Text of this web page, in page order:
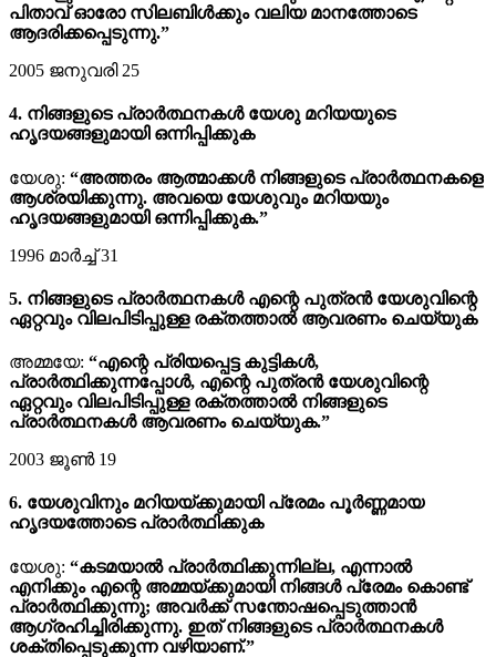
പിതാവ് ഓരോ സിലബിൾക്കും വലിയ മാനത്തോടെ
ആദരിക്കപ്പെടുന്നു.”
2005 ജനുവരി 25
4. നിങ്ങളുടെ പ്രാർത്ഥനകൾ യേശു മറിയയുടെ
ഹൃദയങ്ങളുമായി ഒന്നിപ്പിക്കുക
യേശു: “അത്തരം ആത്മാക്കൾ നിങ്ങളുടെ പ്രാർത്ഥനകളെ
ആശ്രയിക്കുന്നു. അവയെ യേശുവും മറിയയും
ഹൃദയങ്ങളുമായി ഒന്നിപ്പിക്കുക.”
1996 മാർച്ച് 31
5. നിങ്ങളുടെ പ്രാർത്ഥനകൾ എന്റെ പുത്രൻ യേശുവിന്റെ
ഏറ്റവും വിലപിടിപ്പുള്ള രക്തത്താൽ ആവരണം ചെയ്യുക
അമ്മയേ: “എന്റെ പ്രിയപ്പെട്ട കുട്ടികൾ,
പ്രാർത്ഥിക്കുന്നപ്പോൾ, എന്റെ പുത്രൻ യേശുവിന്റെ
ഏറ്റവും വിലപിടിപ്പുള്ള രക്തത്താൽ നിങ്ങളുടെ
പ്രാർത്ഥനകൾ ആവരണം ചെയ്യുക.”
2003 ജൂൺ 19
6. യേശുവിനും മറിയയ്ക്കുമായി പ്രേമം പൂർണ്ണമായ
ഹൃദയത്തോടെ പ്രാർത്ഥിക്കുക
യേശു: “കടമയാൽ പ്രാർത്ഥിക്കുന്നില്ല, എന്നാല്‍
എനിക്കും എന്റെ അമ്മയ്ക്കുമായി നിങ്ങൾ പ്രേമം കൊണ്ട്
പ്രാർത്ഥിക്കുന്നു; അവർക്ക് സന്തോഷപ്പെടുത്താൻ
ആഗ്രഹിച്ചിരിക്കുന്നു. ഇത് നിങ്ങളുടെ പ്രാർത്ഥനകൾ
ശക്തിപ്പെടുക്കുന്ന വഴിയാണ്.”